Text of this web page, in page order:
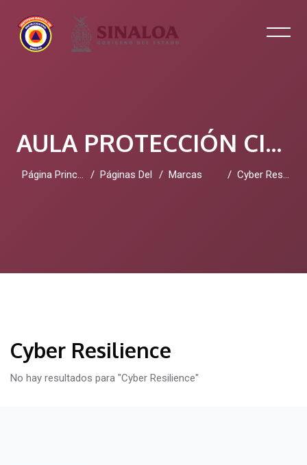
AULA PROTECCIÓN CIVIL SINALOA
Página Principal Páginas Del SitioMarcas Cyber Resilience
Cyber Resilience
No hay resultados para "Cyber Resilience"